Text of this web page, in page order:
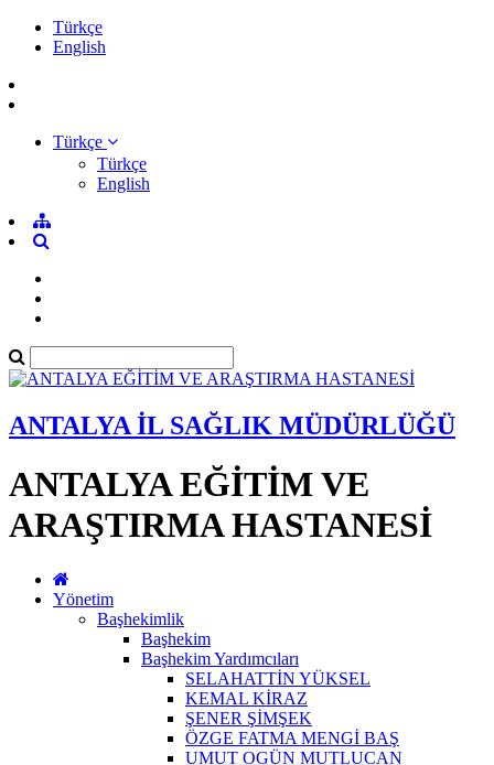
Türkçe
English
Türkçe
Türkçe
English
ANTALYA İL SAĞLIK MÜDÜRLÜĞÜ
ANTALYA EĞİTİM VE
ARAŞTIRMA HASTANESİ
Yönetim
Başhekimlik
Başhekim
Başhekim Yardımcıları
SELAHATTİN YÜKSEL
KEMAL KİRAZ
ŞENER ŞİMŞEK
ÖZGE FATMA MENGİ BAŞ
UMUT OGÜN MUTLUCAN